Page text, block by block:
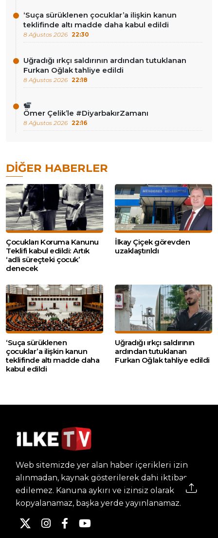
‘Suça sürüklenen çocuklar’a ilişkin kanun
teklifinde altı madde daha kabul edildi
8 Ağustos 2026 22:30
Uğradığı ırkçı saldırının ardından tutuklanan
Furkan Oğlak tahliye edildi
8 Ağustos 2026 22:18
Ömer Çelik’le #DiyarbakırZamanı
8 Ağustos 2026 22:16
DIĞER HABERLER
Çocukları Koruma Kanunu
Teklifi kabul edildi: Artık
‘adli süreçteki çocuk’
denecek
İlkay Çiçek görevden
uzaklaştırıldı
‘Suça sürüklenen
çocuklar’a ilişkin kanun
teklifinde altı madde daha
kabul edildi
Uğradığı ırkçı saldırının
ardından tutuklanan
Furkan Oğlak tahliye edildi
Web sitemizde yer alan haber içerikleri izin
alınmadan, kaynak gösterilerek dahi iktibas
edilemez. Kanuna aykırı ve izinsiz olarak
kopyalanamaz, başka yerde yayınlanamaz.